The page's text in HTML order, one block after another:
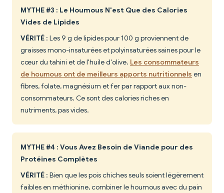
MYTHE #3 : Le Houmous N'est Que des Calories
Vides de Lipides
VÉRITÉ : Les 9 g de lipides pour 100 g proviennent de
graisses mono-insaturées et polyinsaturées saines pour le
cœur du tahini et de l'huile d'olive. Les consommateurs
de houmous ont de meilleurs apports nutritionnels en
fibres, folate, magnésium et fer par rapport aux non-
consommateurs. Ce sont des calories riches en
nutriments, pas vides.
MYTHE #4 : Vous Avez Besoin de Viande pour des
Protéines Complètes
VÉRITÉ : Bien que les pois chiches seuls soient légèrement
faibles en méthionine, combiner le houmous avec du pain